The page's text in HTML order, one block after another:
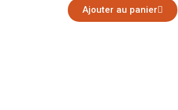
Ajouter au panier